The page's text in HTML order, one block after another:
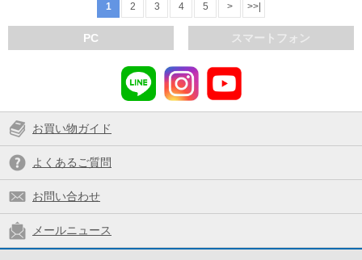
1 2 3 4 5 > >>|
スマートフォン
PC
お買い物ガイド
よくあるご質問
お問い合わせ
メールニュース